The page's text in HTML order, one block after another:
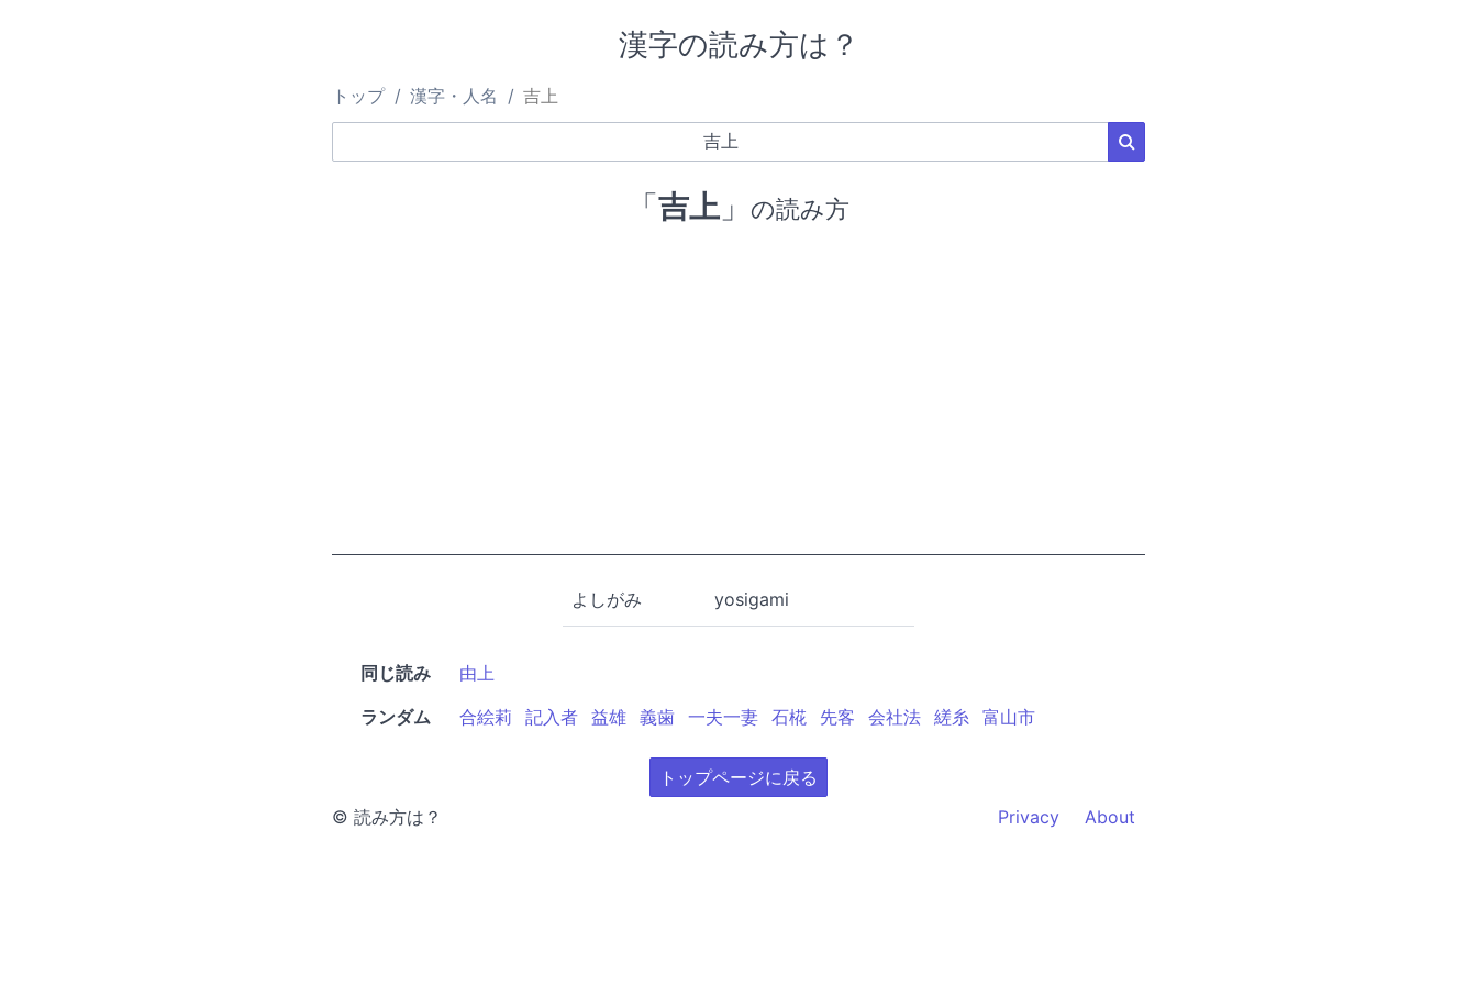
漢字の読み方は？
トップ 漢字・人名 吉上
「吉上 」 の読み方
よしがみ yosigami
同じ読み
由上
ランダム
合絵莉 記入者 益雄 義歯 一夫一妻 石椛 先客 会社法 縒糸 富山市
トップページに戻る
© 読み方は？
Privacy About